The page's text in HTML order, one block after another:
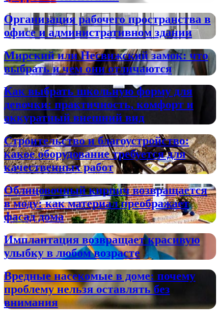
Организация рабочего пространства в
офисе и административном здании
Мирский или Несвижский замок: что
выбрать и чем они отличаются
Как выбрать школьную форму для
девочки: практичность, комфорт и
аккуратный внешний вид
Строительство и благоустройство:
какое оборудование требуется для
качественных работ
Облицовочный кирпич возвращается
в моду: как материал преображает
фасад дома
Имплантация возвращает красивую
улыбку в любом возрасте
Вредные насекомые в доме: почему
проблему нельзя оставлять без
внимания